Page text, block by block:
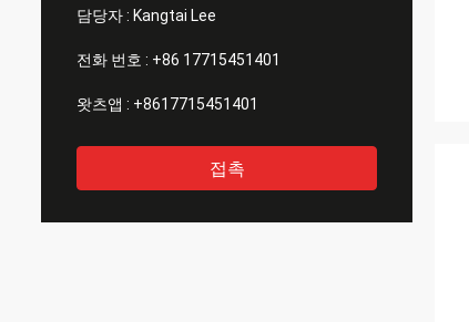
담당자 : Kangtai Lee
전화 번호 : +86 17715451401
왓츠앱 : +8617715451401
접촉